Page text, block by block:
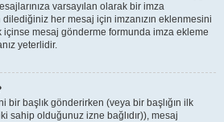
varsayılan olarak bir imza
her mesaj için imzanızın eklenmesini
mesaj gönderme formunda imza ekleme
yeterlidir.
bir başlık gönderirken (veya bir başlığın ilk
sahip olduğunuz izne bağlıdır)), mesaj